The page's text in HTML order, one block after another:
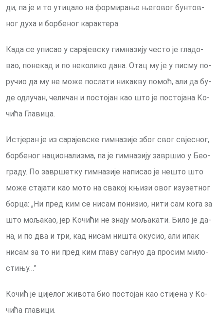
ди, па је и то ути­ца­ло на фор­ми­ра­ње ње­го­вог бун­тов­
ног ду­ха и бор­бе­ног ка­рак­те­ра.
Ка­да се упи­сао у са­ра­јев­ску гим­на­зи­ју че­сто је гла­до­
вао, по­не­кад и по не­ко­ли­ко да­на. Отац му је у пи­сму по­
ру­чио да му не мо­же по­сла­ти ни­ка­кву по­моћ, али да бу­
де од­лу­чан, че­ли­чан и по­сто­јан као што је по­сто­ја­на Ко­
чи­ћа Гла­ви­ца.
Ис­тје­ран је из са­ра­јев­ске гим­на­зи­је због свог свје­сног,
бор­бе­ног на­ци­о­на­ли­зма, па је гим­на­зи­ју за­вр­шио у Бе­о­
гра­ду. По за­вр­шет­ку гим­на­зи­је на­пи­сао је не­што што
мо­же ста­ја­ти као мо­то на сва­кој књи­зи овог из­у­зет­ног
бор­ца: „Ни пред ким се ни­сам по­ни­зио, ни­ти сам ко­га за
што мо­ља­као, јер Ко­чи­ћи не зна­ју мо­ља­ка­ти. Би­ло је да­
на, и по два и три, кад ни­сам ни­шта оку­сио, али ипак
ни­сам за то ни пред ким гла­ву са­гнуо да про­сим ми­ло­
сти­њу…”
Кочић је ци­је­лог жи­во­та био по­сто­јан као сти­је­на у Ко­
чи­ћа гла­ви­ци.